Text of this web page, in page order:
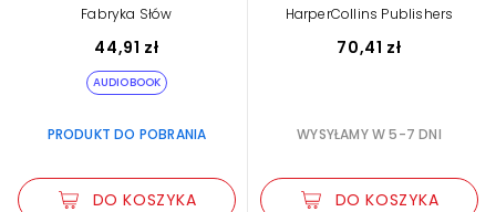
Fabryka Słów
44,91 zł
AUDIOBOOK
PRODUKT DO POBRANIA
DO KOSZYKA
HarperCollins Publishers
70,41 zł
WYSYŁAMY W 5-7 DNI
DO KOSZYKA